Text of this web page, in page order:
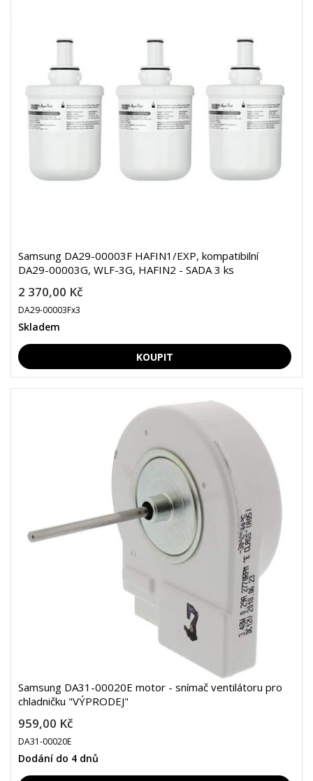
Samsung DA29-00003F HAFIN1/EXP, kompatibilní
DA29-00003G, WLF-3G, HAFIN2 - SADA 3 ks
2 370,00 Kč
DA29-00003Fx3
Skladem
Samsung DA31-00020E motor - snímač ventilátoru pro
chladničku "VÝPRODEJ"
959,00 Kč
DA31-00020E
Dodání do 4 dnů